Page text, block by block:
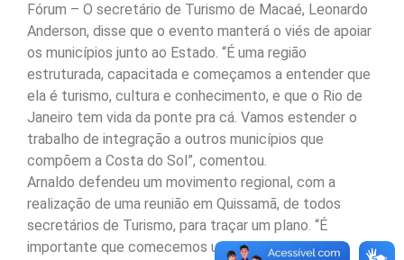
Fórum – O secretário de Turismo de Macaé, Leonardo
Anderson, disse que o evento manterá o viés de apoiar
os municípios junto ao Estado. “É uma região
estruturada, capacitada e começamos a entender que
ela é turismo, cultura e conhecimento, e que o Rio de
Janeiro tem vida da ponte pra cá. Vamos estender o
trabalho de integração a outros municípios que
compõem a Costa do Sol”, comentou.
Arnaldo defendeu um movimento regional, com a
realização de uma reunião em Quissamã, de todos
secretários de Turismo, para traçar um plano. “É
importante que comecemos uma articulação para